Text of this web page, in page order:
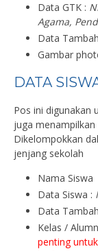
Data GTK :
Agama,
Data
Gambar
DATA
Pos ini digunakan
juga
Dikelompokkan
jenjang sekolah
Nama Siswa
Data Siswa :
Data
Kelas /
penting